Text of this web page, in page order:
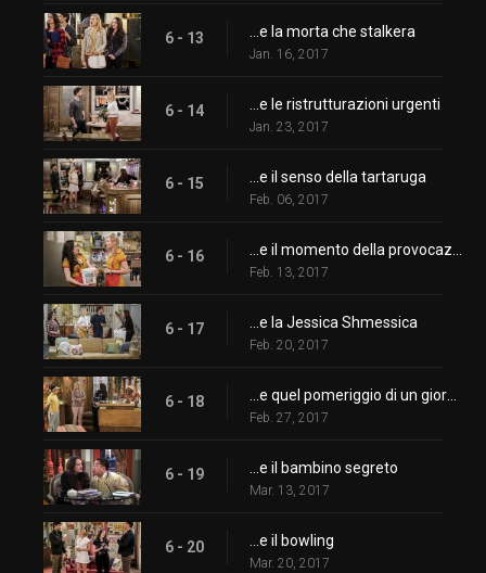
6 - 13 ...e la morta che stalkera
Jan. 16, 2017
6 - 14 ...e le ristrutturazioni urgenti
Jan. 23, 2017
6 - 15 ...e il senso della tartaruga
Feb. 06, 2017
6 - 16
Feb. 13, 2017
6 - 17 ...e la Jessica Shmessica
Feb. 20, 2017
6 - 18
Feb. 27, 2017
6 - 19 ...e il bambino segreto
Mar. 13, 2017
6 - 20 ...e il bowling
Mar. 20, 2017